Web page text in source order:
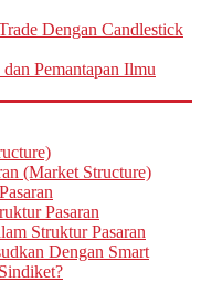
Dengan Candlestick
Pemantapan Ilmu
(Market Structure)
Pasaran
Struktur Pasaran
Dengan Smart